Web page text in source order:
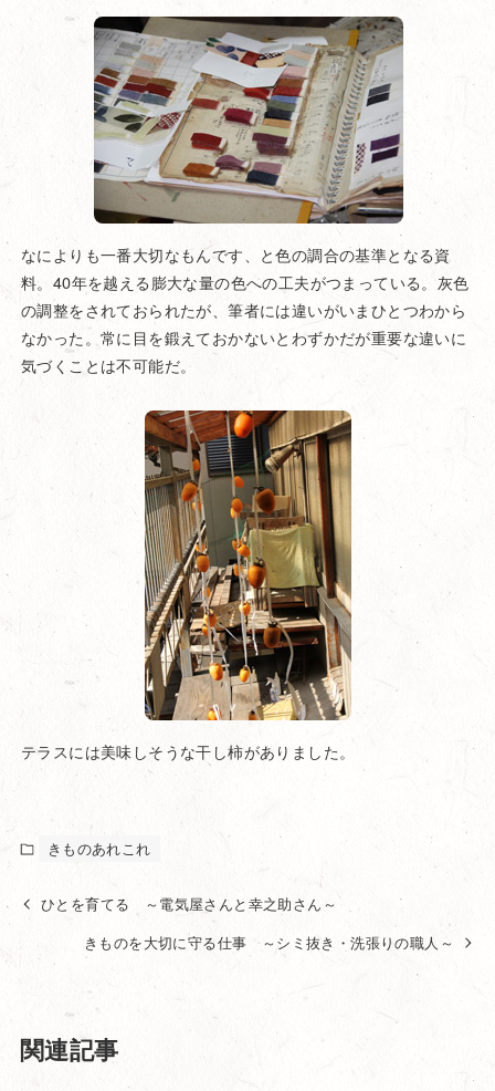
なによりも一番大切なもんです、と色の調合の基準となる資
料。40年を越える膨大な量の色への工夫がつまっている。灰色
の調整をされておられたが、筆者には違いがいまひとつわから
なかった。常に目を鍛えておかないとわずかだが重要な違いに
気づくことは不可能だ。
テラスには美味しそうな干し柿がありました。
きものあれこれ
ひとを育てる ～電気屋さんと幸之助さん～
きものを大切に守る仕事 ～シミ抜き・洗張りの職人～
関連記事